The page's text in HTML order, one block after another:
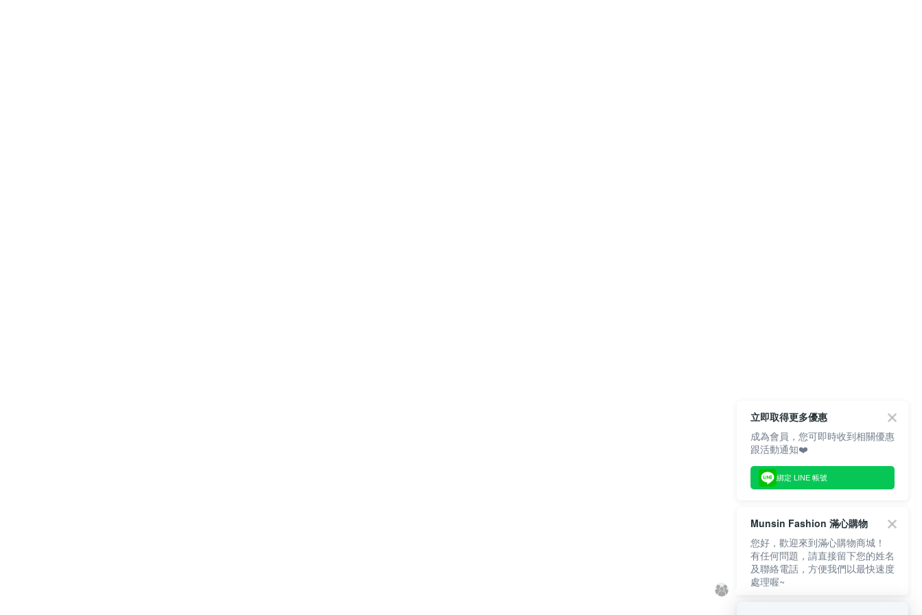
立即取得更多優惠
成為會員，您可即時收到相關優惠
跟活動通知❤️
綁定 LINE 帳號
Munsin Fashion 滿心購物
您好，歡迎來到滿心購物商城！
有任何問題，請直接留下您的姓名
及聯絡電話，方便我們以最快速度
處理喔~